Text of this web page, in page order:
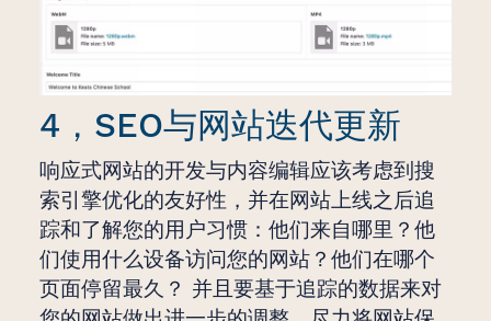
4，SEO与网站迭代更新
响应式网站的开发与内容编辑应该考虑到搜
索引擎优化的友好性，并在网站上线之后追
踪和了解您的用户习惯：他们来自哪里？他
们使用什么设备访问您的网站？他们在哪个
页面停留最久？ 并且要基于追踪的数据来对